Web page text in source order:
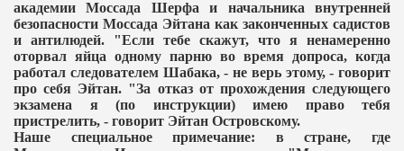
академии Моссада Шерфа и начальника внутренней
безопасности Моссада Эйтана как законченных садистов
и антилюдей. "Если тебе скажут, что я ненамеренно
оторвал яйца одному парню во время допроса, когда
работал следователем Шабака, - не верь этому, - говорит
про себя Эйтан. "За отказ от прохождения следующего
экзамена я (по инструкции) имею право тебя
пристрелить, - говорит Эйтан Островскому.
Наше специальное примечание: в стране, где